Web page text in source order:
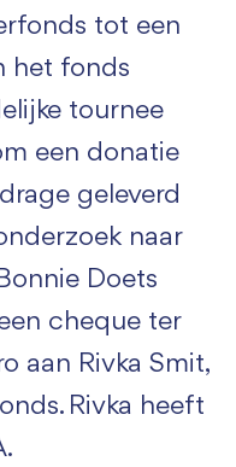
tot een
het fonds
tournee
een donatie
geleverd
naar
Doets
cheque ter
aan Rivka Smit,
Rivka heeft